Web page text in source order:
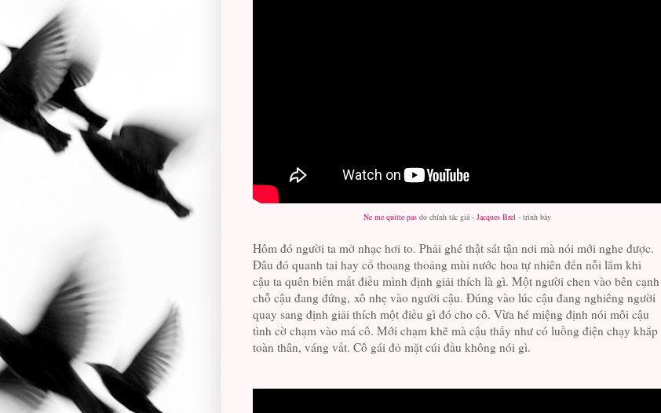
Ne me quitte pasdo chính tác giả - Jacques Brel- trình bày
Hôm đó người ta mở nhạc hơi to. Phải ghé thật sát tận nơi mà nói mới nghe được.
Đâu đó quanh tai hay cổ thoang thoảng mùi nước hoa tự nhiên đến nỗi lắm khi
cậu ta quên biến mất điều mình định giải thích là gì. Một người chen vào bên cạnh
chỗ cậu đang đứng, xô nhẹ vào người cậu. Đúng vào lúc cậu đang nghiêng người
quay sang định giải thích một điều gì đó cho cô. Vừa hé miệng định nói môi cậu
tình cờ chạm vào má cô. Mới chạm khẽ mà cậu thấy như có luồng điện chạy khắp
toàn thân, váng vất. Cô gái đỏ mặt cúi đầu không nói gì.